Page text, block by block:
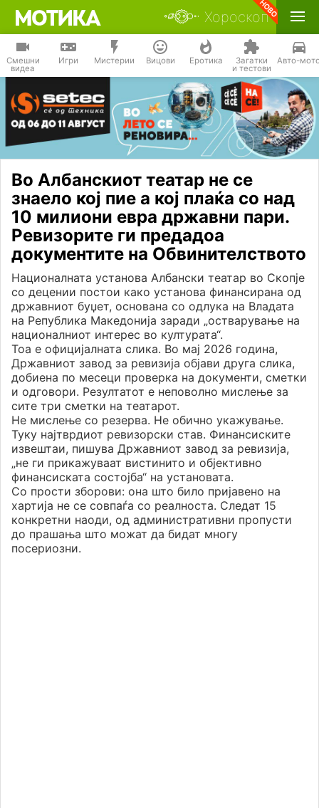
Хороскоп
Смешни
видеа
Игри Мистерии Вицови Еротика Загатки
и тестови
Авто-
Во Албанскиот театар не се
знаело кој пие а кој плаќа со над
10 милиони евра државни пари.
Ревизорите ги предадоа
документите на Обвинителството
Националната установа Албански театар во Скопје
со децении постои како установа финансирана од
државниот буџет, основана со одлука на Владата
на Република Македонија заради „остварување на
националниот интерес во културата“.
Тоа е официјалната слика. Во мај 2026 година,
Државниот завод за ревизија објави друга слика,
добиена по месеци проверка на документи, сметки
и одговори. Резултатот е неповолно мислење за
сите три сметки на театарот.
Не мислење со резерва. Не обично укажување.
Туку најтврдиот ревизорски став. Финансиските
извештаи, пишува Државниот завод за ревизија,
„не ги прикажуваат вистинито и објективно
финансиската состојба“ на установата.
Со прости зборови: она што било пријавено на
хартија не се совпаѓа со реалноста. Следат 15
конкретни наоди, од административни пропусти
до прашања што можат да бидат многу
посериозни.